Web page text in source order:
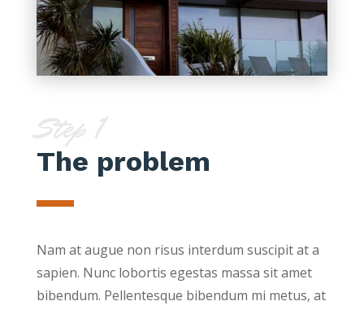
Step 1
The problem
Nam at augue non risus interdum suscipit at a
sapien. Nunc lobortis egestas massa sit amet
bibendum. Pellentesque bibendum mi metus, at